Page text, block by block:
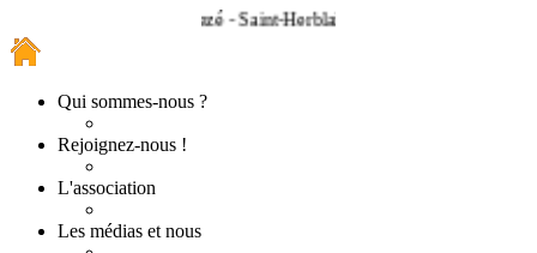
Nantes - Rezé - Saint-Herblain - Bouguenais - Couëron - Indre -
Qui sommes-nous ?
Rejoignez-nous !
L'association
Les médias et nous